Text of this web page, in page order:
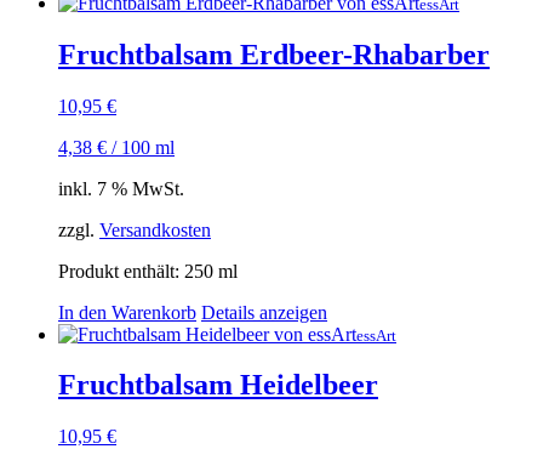
essArt
Fruchtbalsam Erdbeer-Rhabarber
10,95 €
4,38 € / 100 ml
inkl. 7 % MwSt.
zzgl. Versandkosten
Produkt enthält: 250 ml
In den Warenkorb Details anzeigen
essArt
Fruchtbalsam Heidelbeer
10,95 €